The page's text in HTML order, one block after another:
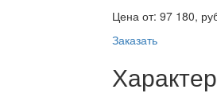
Цена от: 97 180,
Заказать